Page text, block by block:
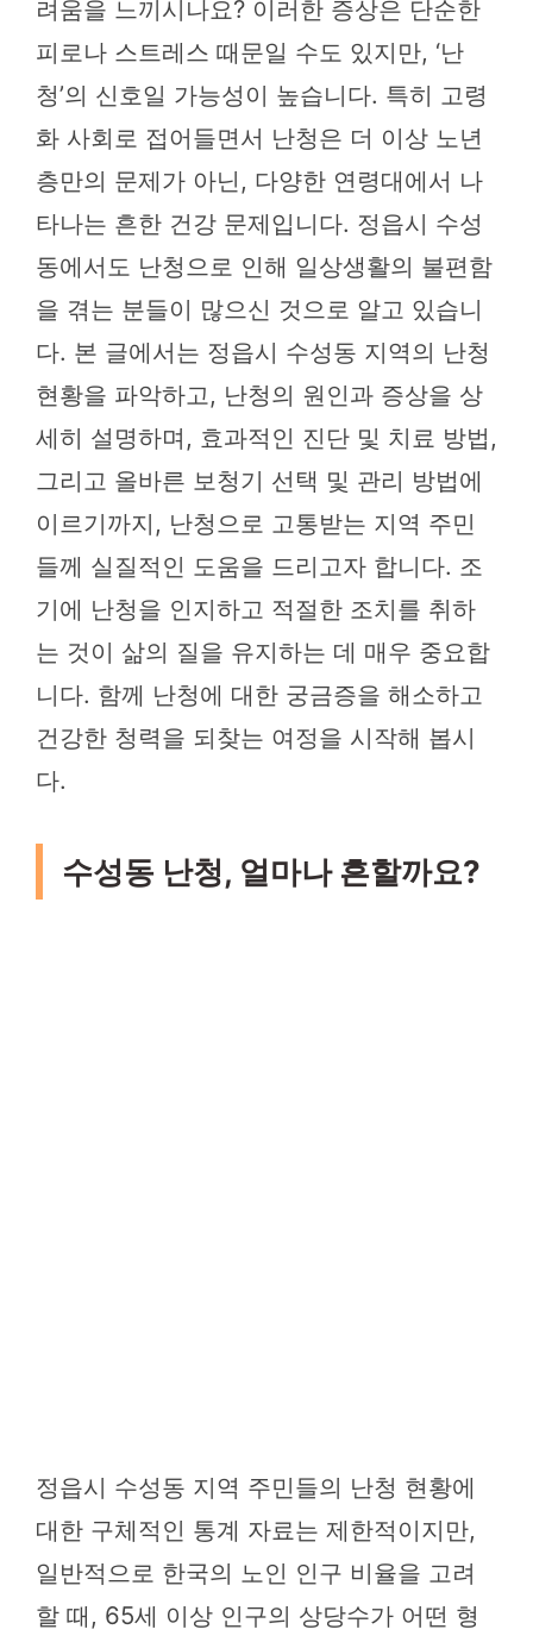
려움을 느끼시나요? 이러한 증상은 단순한
피로나 스트레스 때문일 수도 있지만, ‘난
청’의 신호일 가능성이 높습니다. 특히 고령
화 사회로 접어들면서 난청은 더 이상 노년
층만의 문제가 아닌, 다양한 연령대에서 나
타나는 흔한 건강 문제입니다. 정읍시 수성
동에서도 난청으로 인해 일상생활의 불편함
을 겪는 분들이 많으신 것으로 알고 있습니
다. 본 글에서는 정읍시 수성동 지역의 난청
현황을 파악하고, 난청의 원인과 증상을 상
세히 설명하며, 효과적인 진단 및 치료 방법,
그리고 올바른 보청기 선택 및 관리 방법에
이르기까지, 난청으로 고통받는 지역 주민
들께 실질적인 도움을 드리고자 합니다. 조
기에 난청을 인지하고 적절한 조치를 취하
는 것이 삶의 질을 유지하는 데 매우 중요합
니다. 함께 난청에 대한 궁금증을 해소하고
건강한 청력을 되찾는 여정을 시작해 봅시
다.
수성동 난청, 얼마나 흔할까요?
정읍시 수성동 지역 주민들의 난청 현황에
대한 구체적인 통계 자료는 제한적이지만,
일반적으로 한국의 노인 인구 비율을 고려
할 때, 65세 이상 인구의 상당수가 어떤 형